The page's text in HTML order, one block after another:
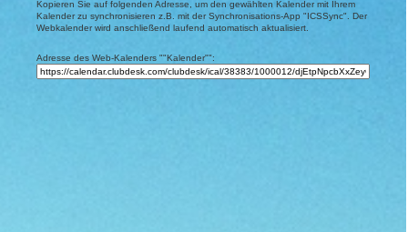
Kopieren Sie auf folgenden Adresse, um den gewählten Kalender mit Ihrem
Kalender zu synchronisieren z.B. mit der Synchronisations-App "ICSSync". Der
Webkalender wird anschließend laufend automatisch aktualisiert.
Adresse des Web-Kalenders ""Kalender"":